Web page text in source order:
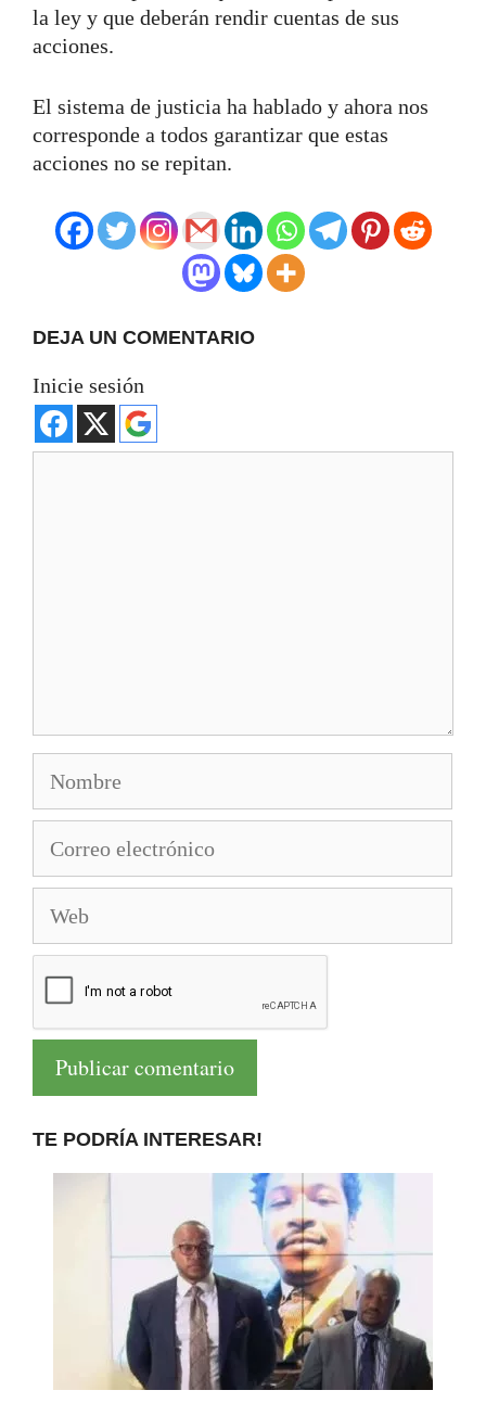
la ley y que deberán rendir cuentas de sus
acciones.
El sistema de justicia ha hablado y ahora nos
corresponde a todos garantizar que estas
acciones no se repitan.
DEJA UN COMENTARIO
Inicie sesión
electrónico
TE PODRÍA INTERESAR!